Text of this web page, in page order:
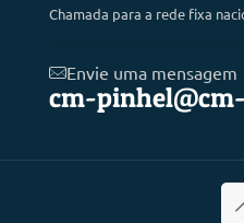
Chamada para a rede fixa
Envie uma mensagem
cm-